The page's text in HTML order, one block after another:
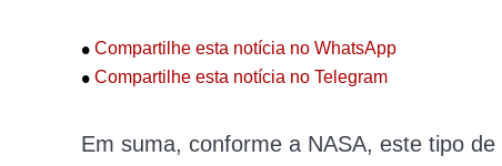
• Compartilhe esta notícia no WhatsApp
• Compartilhe esta notícia no Telegram
Em suma, conforme a NASA, este tipo